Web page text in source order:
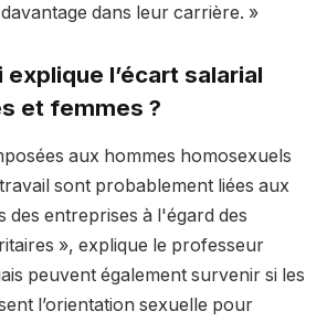
dans leur carrière. »
explique l’écart salarial
et femmes ?
aux hommes homosexuels
sont probablement liées aux
des entreprises à l'égard des
», explique le professeur
peuvent également survenir si les
l’orientation sexuelle pour